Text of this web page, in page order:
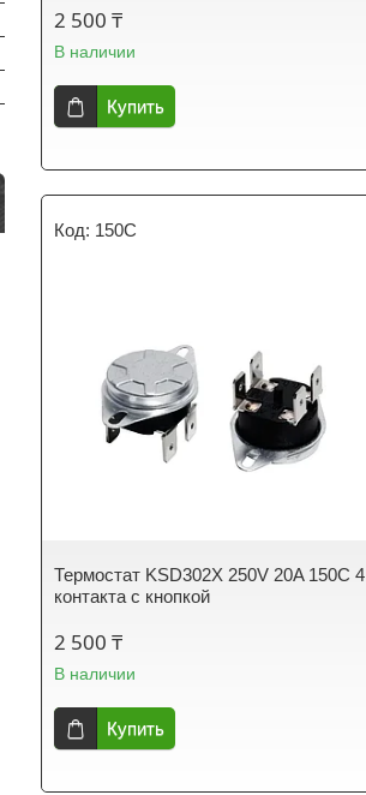
2 500 ₸
В наличии
Купить
150C
Термостат KSD302X 250V 20A 150C 4
контакта с кнопкой
2 500 ₸
В наличии
Купить